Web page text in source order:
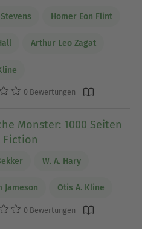
Homer Eon Flint
Arthur Leo Zagat
0 Bewertungen
Monster: 1000 Seiten
Fiction
W. A. Hary
Jameson Otis A. Kline
0 Bewertungen